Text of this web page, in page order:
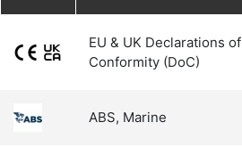
EU & UK Declarations of
Conformity (DoC)
ABS, Marine